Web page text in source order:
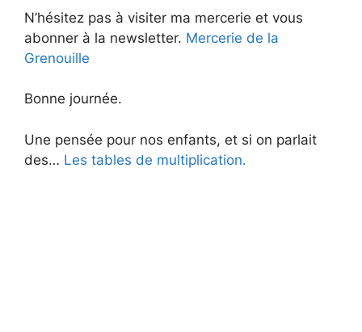
N’hésitez pas à visiter ma mercerie et vous
abonner à la newsletter. Mercerie de la
Grenouille
Bonne journée.
Une pensée pour nos enfants, et si on parlait
des… Les tables de multiplication.